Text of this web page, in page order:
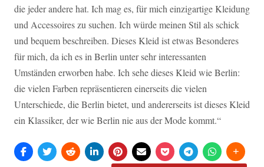
die jeder andere hat. Ich mag es, für mich einzigartige Kleidung
und Accessoires zu suchen. Ich würde meinen Stil als schick
und bequem beschreiben. Dieses Kleid ist etwas Besonderes
für mich, da ich es in Berlin unter sehr interessanten
Umständen erworben habe. Ich sehe dieses Kleid wie Berlin:
die vielen Farben repräsentieren einerseits die vielen
Unterschiede, die Berlin bietet, und andererseits ist dieses Kleid
ein Klassiker, der wie Berlin nie aus der Mode kommt.“